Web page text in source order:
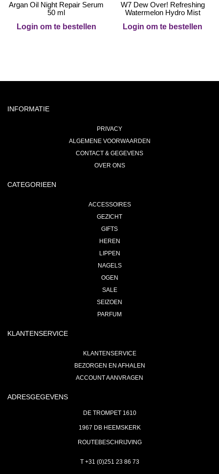
Argan Oil Night Repair Serum
50 ml
Login om te bestellen
W7 Dew Over! Refreshing
Watermelon Hydro Mist
Login om te bestellen
INFORMATIE
PRIVACY
ALGEMENE VOORWAARDEN
CONTACT & GEGEVENS
OVER ONS
CATEGORIEEN
ACCESSOIRES
GEZICHT
GIFTS
HEREN
LIPPEN
NAGELS
OGEN
SALE
SEIZOEN
PARFUM
KLANTENSERVICE
KLANTENSERVICE
BEZORGEN EN AFHALEN
ACCOUNT AANVRAGEN
ADRESGEGEVENS
DE TROMPET 1610
1967 DB HEEMSKERK
ROUTEBESCHRIJVING
T +31 (0)251 23 86 73